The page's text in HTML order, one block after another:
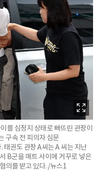
를 심정지 상태로 빠뜨린 관장이
구속 전 피의자 심문
태권도 관장 A씨는 A 씨는 지난
B군을 매트 사이에 거꾸로 넣은
의를 받고 있다. /뉴스1